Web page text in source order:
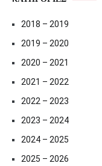
2018 – 2019
2019 – 2020
2020 – 2021
2021 – 2022
2022 – 2023
2023 – 2024
2024 – 2025
2025 – 2026